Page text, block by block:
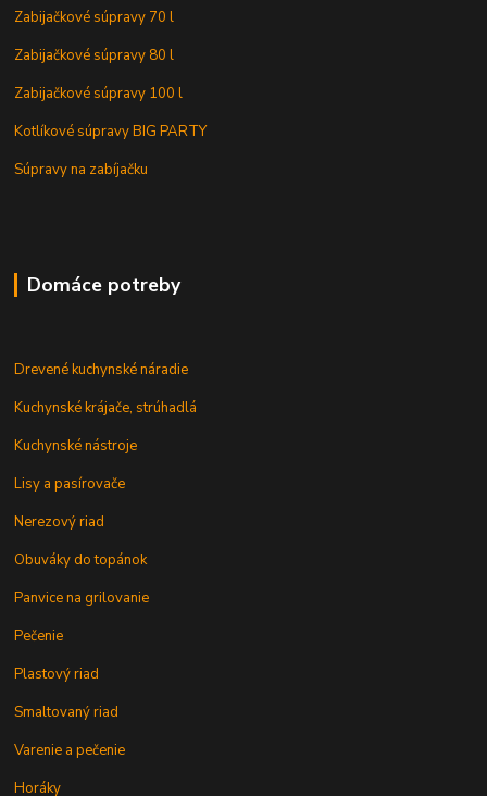
Zabijačkové súpravy 70 l
Zabijačkové súpravy 80 l
Zabijačkové súpravy 100 l
Kotlíkové súpravy BIG PARTY
Súpravy na zabíjačku
Domáce potreby
Drevené kuchynské náradie
Kuchynské krájače, strúhadlá
Kuchynské nástroje
Lisy a pasírovače
Nerezový riad
Obuváky do topánok
Panvice na grilovanie
Pečenie
Plastový riad
Smaltovaný riad
Varenie a pečenie
Horáky